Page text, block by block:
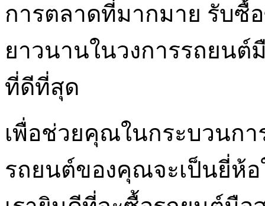
การตลาดที่มากมาย รับซื้
ยาวนานในวงการรถยนต์
ที่ดีที่สุด
เพื่อช่วยคุณในกระบวนก
รถยนต์ของคุณจะเป็นยี่ห้อ